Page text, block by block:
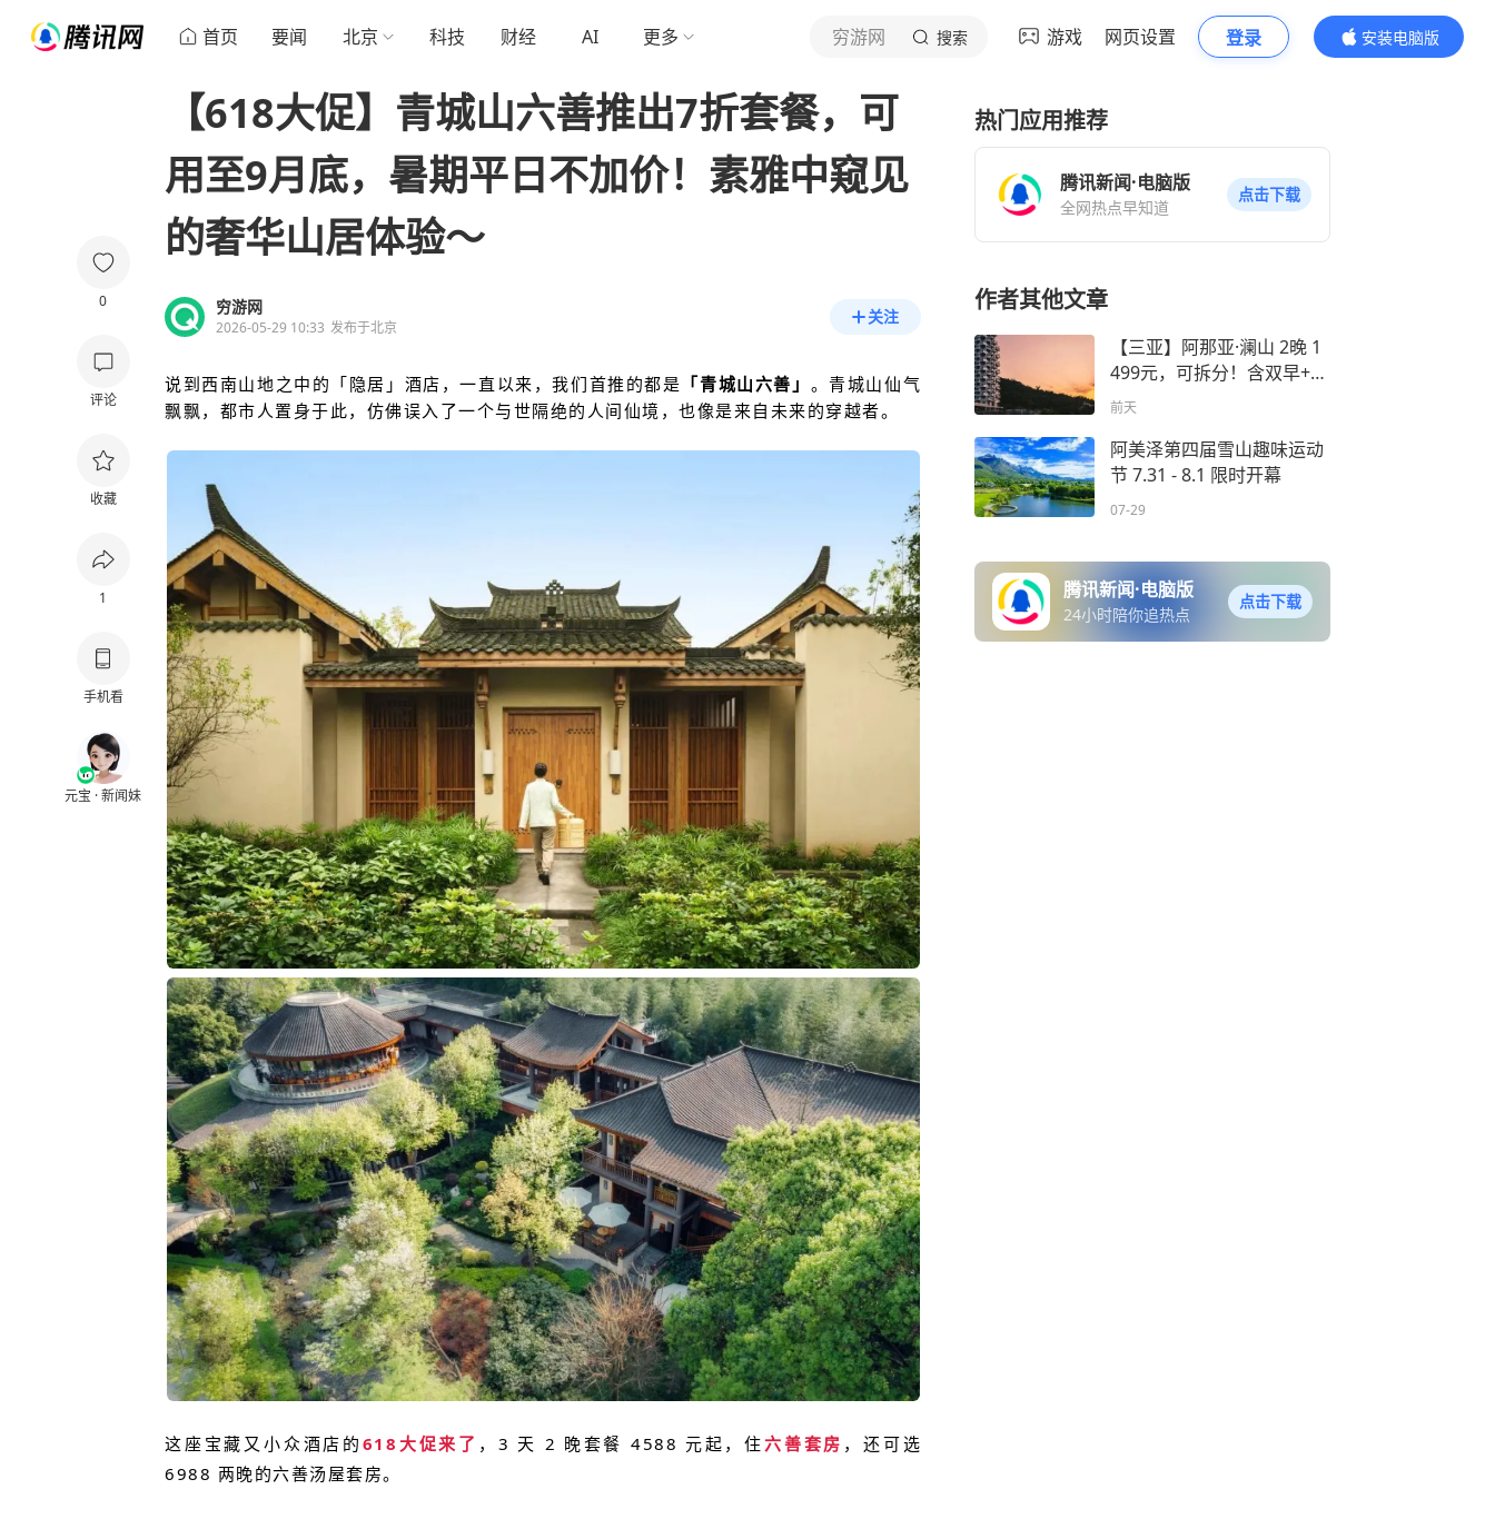
首页 要闻 北京 科技 财经 AI 更多 穷游网 搜索 游戏 网页设置 登录
安装电脑版
内容更精彩
0
评论
收藏
1
手机看
元宝 · 新闻妹
【618大促】青城山六善推出7折套餐，可
用至9月底，暑期平日不加价！素雅中窥见
的奢华山居体验～
穷游网
2026-05-29 10:33 发布于北京
关注
说到西南山地之中的「隐居」酒店，一直以来，我们首推的都是 「青城山六善」 。青城山仙气
飘飘， 都市人置身于此，仿佛误入了一个与世隔绝的人间仙境，也像是来自未来的穿越者。
这座宝藏又小众酒店的 618大促来了 ，3 天 2 晚套餐 4588 元起，住六善套房 ，还可选
6988 两晚的六善汤屋套房。
热门应用推荐
腾讯新闻·电脑版
全网热点早知道
点击下载
作者其他文章
【三亚】阿那亚·澜山 2晚 1
499元，可拆分！含双早+疗
愈体验+汤泉｜把夏天过出
前天
阿美泽第四届雪山趣味运动
节 7.31 - 8.1 限时开幕
07-29
腾讯新闻·电脑版
24小时陪你追热点
点击下载